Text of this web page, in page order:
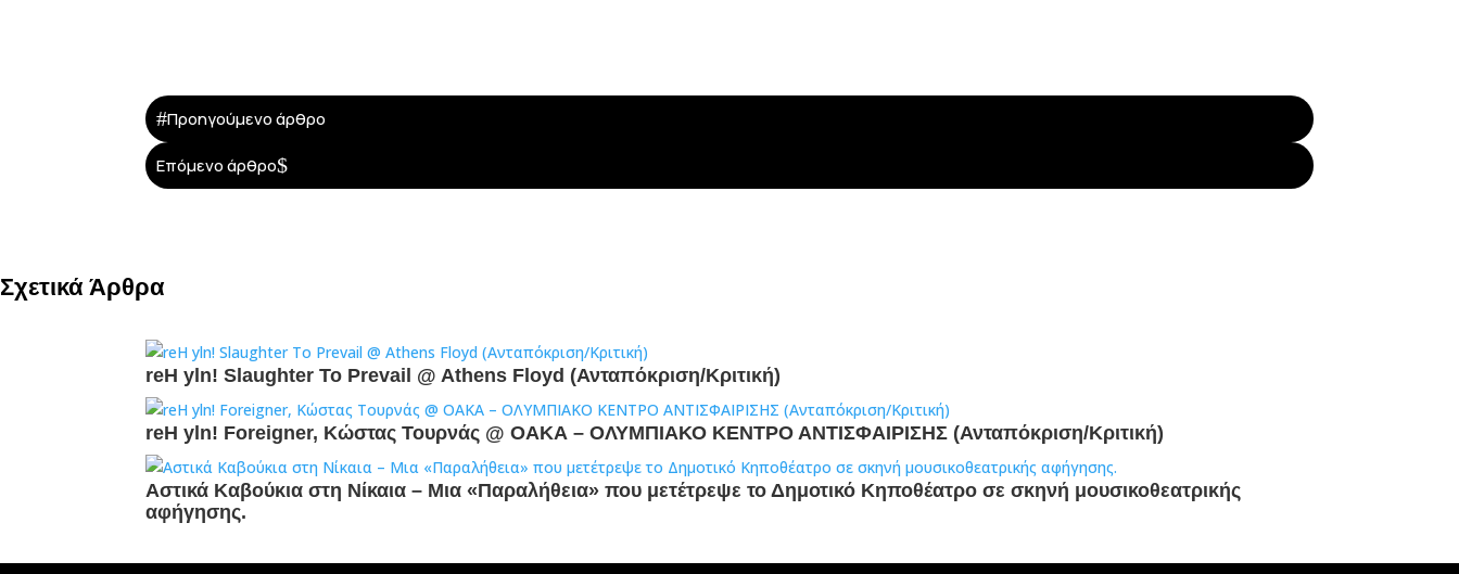
#Προηγούμενο άρθρο
Επόμενο άρθρο$
Σχετικά Άρθρα
reH yln! Slaughter To Prevail @ Athens Floyd (Ανταπόκριση/Κριτική)
reH yln! Foreigner, Κώστας Τουρνάς @ ΟΑΚΑ – ΟΛΥΜΠΙΑΚΟ ΚΕΝΤΡΟ ΑΝΤΙΣΦΑΙΡΙΣΗΣ (Ανταπόκριση/Κριτική)
Αστικά Καβούκια στη Νίκαια – Mια «Παραλήθεια» που μετέτρεψε το Δημοτικό Κηποθέατρο σε σκηνή μουσικοθεατρικής
αφήγησης.